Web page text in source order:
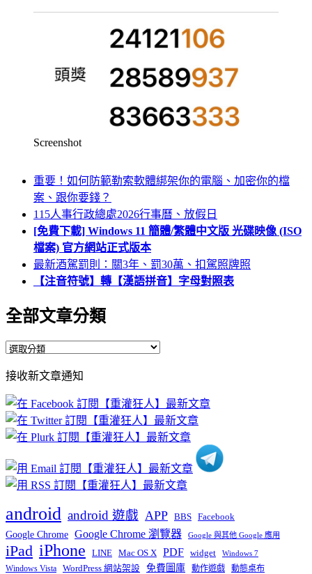
Screenshot
重要！如何防範勒索軟體綁架你的電腦、加密你的檔
案、跟你要錢？
115人事行政總處2026行事曆、放假日
[免費下載] Windows 11 簡體/繁體中文版 光碟映像 (ISO
檔案) 官方網站正式版本
最新酒駕罰則：關3年、罰30萬、扣駕照牌照
【注音符號】轉【漢語拼音】字母對照表
全部文章分類
全
文
章
分
類
接收新文章通知
android android 遊戲 APP BBS Facebook
Google Chrome Google Chrome 瀏覽器 Google 與其他 Google 應用
iPad iPhone LINE Mac OS X PDF widget Windows 7
Windows Vista WordPress 網站架設 免費圖庫 動作遊戲 動態桌布